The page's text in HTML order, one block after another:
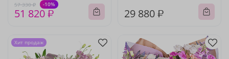
57 330 ₽ -10%
51 820 ₽ 29 880 ₽
Хит продаж